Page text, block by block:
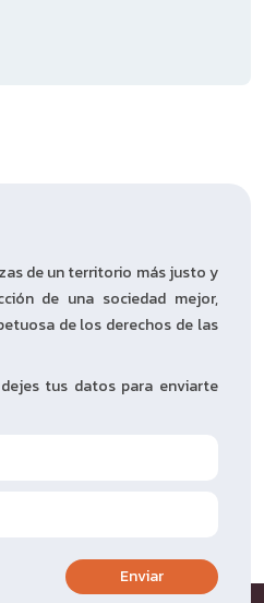
de un territorio más justo y
de una sociedad mejor,
de los derechos de las
tus datos para enviarte
Enviar